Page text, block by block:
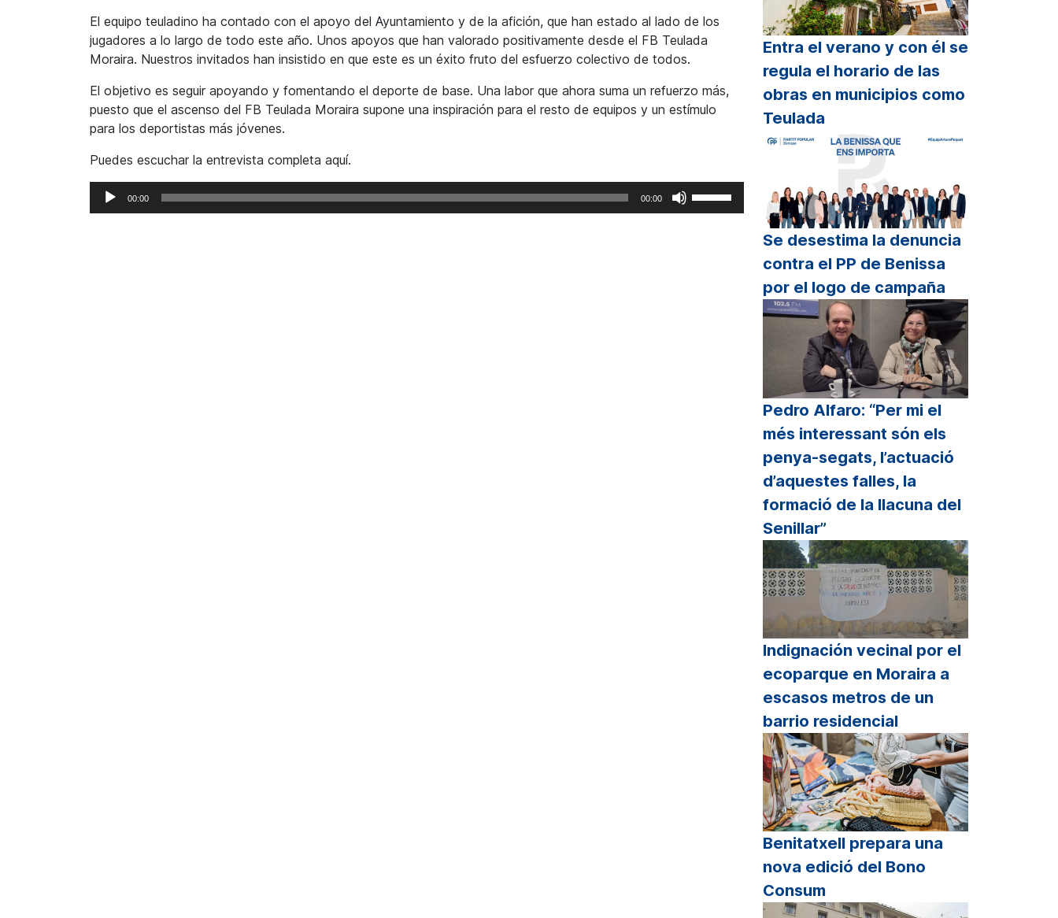
El equipo teuladino ha contado con el apoyo del Ayuntamiento y de la afición, que han estado al lado de los
jugadores a lo largo de todo este año. Unos apoyos que han valorado positivamente desde el FB Teulada
Moraira. Nuestros invitados han insistido en que este es un éxito fruto del esfuerzo colectivo de todos.
El objetivo es seguir apoyando y fomentando el deporte de base. Una labor que ahora suma un refuerzo más,
puesto que el ascenso del FB Teulada Moraira supone una inspiración para el resto de equipos y un estímulo
para los deportistas más jóvenes.
Puedes escuchar la entrevista completa aquí.
Reproductor
de
00:00 00:00
Entra el verano y con él se
regula el horario de las
obras en municipios como
Teulada
Se desestima la denuncia
contra el PP de Benissa
por el logo de campaña
Pedro Alfaro: “Per mi el
més interessant són els
penya-segats, l’actuació
d’aquestes falles, la
formació de la llacuna del
Senillar”
Indignación vecinal por el
ecoparque en Moraira a
escasos metros de un
barrio residencial
Benitatxell prepara una
nova edició del Bono
Consum